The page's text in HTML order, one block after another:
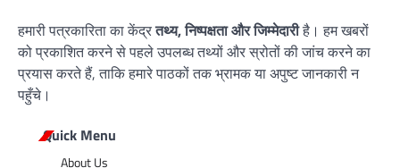
हमारी पत्रकारिता का केंद्रतथ्य, निष्पक्षता और जिम्मेदारीहै। हम खबरों
को प्रकाशित करने से पहले उपलब्ध तथ्यों और स्रोतों की जांच करने का
प्रयास करते हैं, ताकि हमारे पाठकों तक भ्रामक या अपुष्ट जानकारी न
पहुँचे।
Quick Menu
About Us